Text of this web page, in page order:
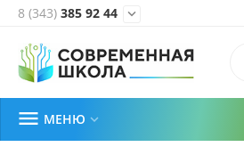
8 (343) 385 92 44 
 МЕНЮ 